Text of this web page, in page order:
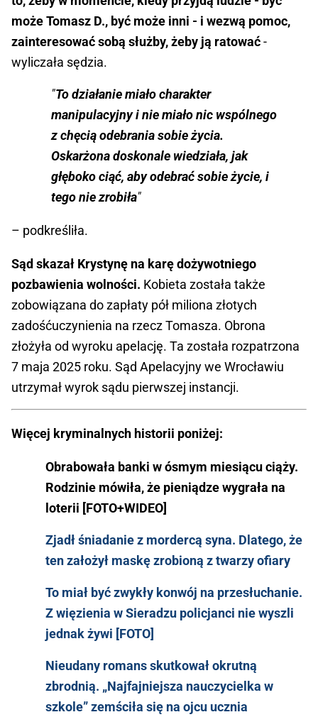
może Tomasz D., być może inni - i wezwą pomoc,
zainteresować sobą służby, żeby ją ratować-
wyliczała sędzia.
"To działanie miało charakter
manipulacyjny i nie miało nic wspólnego
z chęcią odebrania sobie życia.
Oskarżona doskonale wiedziała, jak
głęboko ciąć, aby odebrać sobie życie, i
tego nie zrobiła"
– podkreśliła.
Sąd skazał Krystynę na karę dożywotniego
pozbawienia wolności. Kobieta została także
zobowiązana do zapłaty pół miliona złotych
zadośćuczynienia na rzecz Tomasza. Obrona
złożyła od wyroku apelację. Ta została rozpatrzona
7 maja 2025 roku. Sąd Apelacyjny we Wrocławiu
utrzymał wyrok sądu pierwszej instancji.
Więcej kryminalnych historii poniżej:
Obrabowała banki w ósmym miesiącu ciąży.
Rodzinie mówiła, że pieniądze wygrała na
loterii [FOTO+WIDEO]
Zjadł śniadanie z mordercą syna. Dlatego, że
ten założył maskę zrobioną z twarzy ofiary
To miał być zwykły konwój na przesłuchanie.
Z więzienia w Sieradzu policjanci nie wyszli
jednak żywi [FOTO]
Nieudany romans skutkował okrutną
zbrodnią. „Najfajniejsza nauczycielka w
szkole” zemściła się na ojcu ucznia